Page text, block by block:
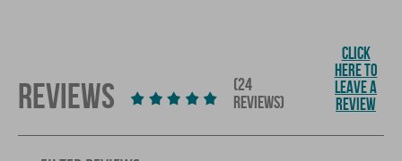
REVIEWS
(24
REVIEWS)
CLICK
HERE TO
LEAVE A
REVIEW